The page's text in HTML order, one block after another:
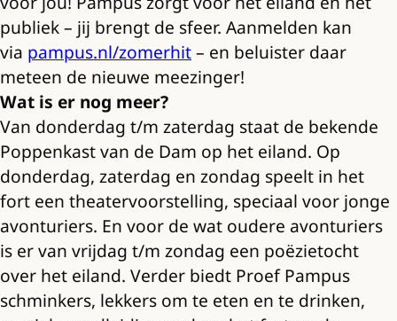
publiek – jij brengt de sfeer. Aanmelden kan
via pampus.nl/zomerhit– en beluister daar
meteen de nieuwe meezinger!
Wat is er nog meer?
Van donderdag t/m zaterdag staat de bekende
Poppenkast van de Dam op het eiland. Op
donderdag, zaterdag en zondag speelt in het
fort een theatervoorstelling, speciaal voor jonge
avonturiers. En voor de wat oudere avonturiers
is er van vrijdag t/m zondag een poëzietocht
over het eiland. Verder biedt Proef Pampus
schminkers, lekkers om te eten en te drinken,